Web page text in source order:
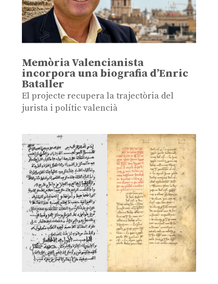
Memòria Valencianista
incorpora una biografia d’Enric
Bataller
El projecte recupera la trajectòria del
jurista i polític valencià